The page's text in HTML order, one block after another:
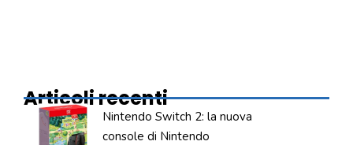
Articoli recenti
Nintendo Switch 2: la nuova
console di Nintendo